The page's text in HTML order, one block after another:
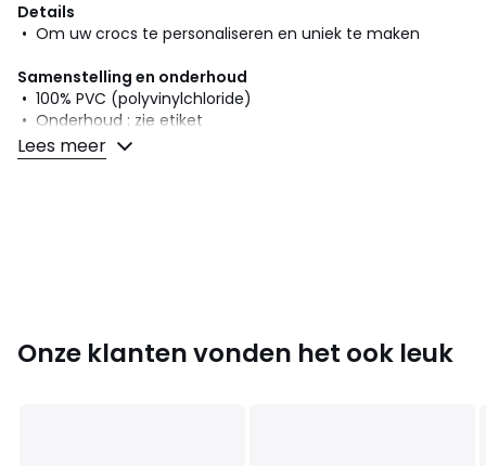
Details
• Om uw crocs te personaliseren en uniek te maken
Samenstelling en onderhoud
• 100% PVC (polyvinylchloride)
• Onderhoud : zie etiket
Lees meer
Onze klanten vonden het ook leuk